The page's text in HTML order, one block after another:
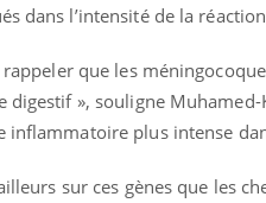
dans l’intensité de la
rappeler que les
digestif », souligne
inflammatoire plus intense
sur ces gènes que les